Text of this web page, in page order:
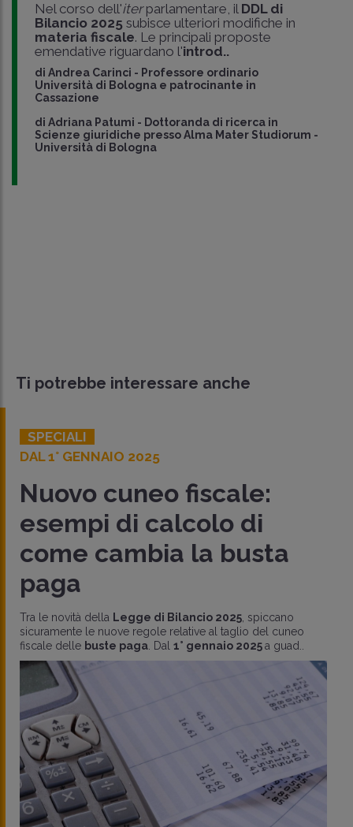
Nel corso dell'iterparlamentare, il DDL di
Bilancio 2025subisce ulteriori modifiche in
materia fiscale. Le principali proposte
emendative riguardano l'introd..
di Andrea Carinci - Professore ordinario
Università di Bologna e patrocinante in
Cassazione
di Adriana Patumi - Dottoranda di ricerca in
Scienze giuridiche presso Alma Mater Studiorum -
Università di Bologna
Ti potrebbe interessare anche
SPECIALI
DAL 1° GENNAIO 2025
Nuovo cuneo fiscale:
esempi di calcolo di
come cambia la busta
paga
Tra le novità della Legge di Bilancio 2025, spiccano
sicuramente le nuove regole relative al taglio del cuneo
fiscale delle buste paga. Dal 1° gennaio 2025a guad..